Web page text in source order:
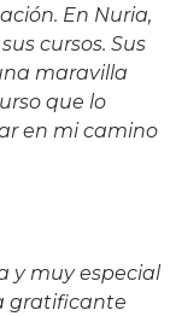
En Nuria,
cursos. Sus
maravilla
que lo
en mi camino
y muy especial
gratificante